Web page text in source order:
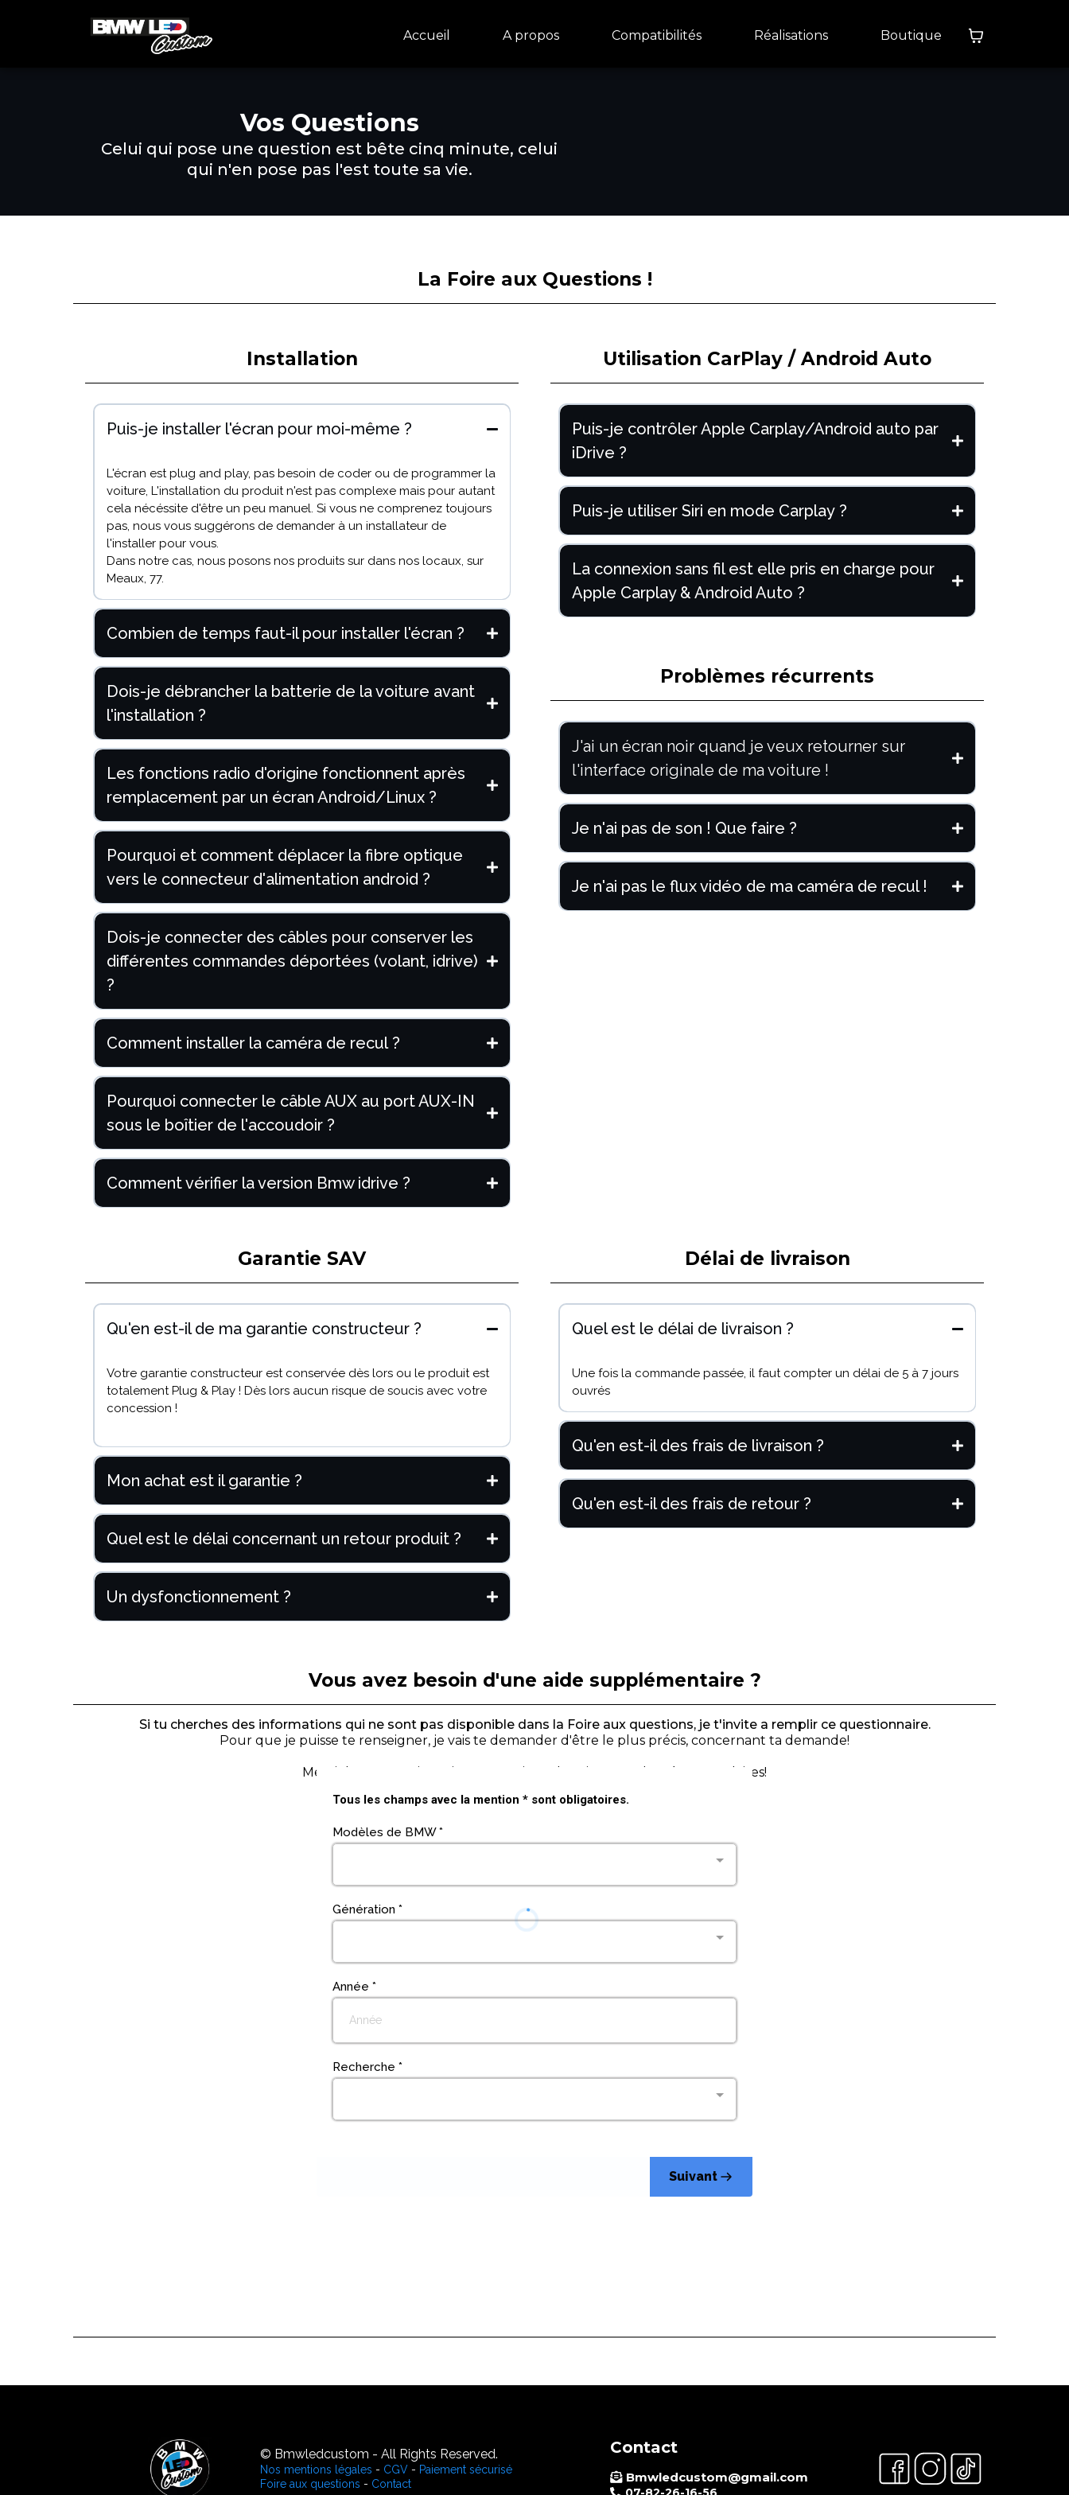
Accueil A propos Compatibilités Réalisations Boutique
Vos Questions
Celui qui pose une question est bête cinq minute, celui
qui n'en pose pas l'est toute sa vie.
La Foire aux Questions !
Installation
Puis-je installer l'écran pour moi-même ?
L'écran est plug and play, pas besoin de coder ou de programmer la
voiture, L'installation du produit n'est pas complexe mais pour autant
cela nécéssite d'être un peu manuel. Si vous ne comprenez toujours
pas, nous vous suggérons de demander à un installateur de
l'installer pour vous.
Dans notre cas, nous posons nos produits sur dans nos locaux, sur
Meaux, 77.
Combien de temps faut-il pour installer l'écran ?
Dois-je débrancher la batterie de la voiture avant
l'installation ?
Les fonctions radio d'origine fonctionnent après
remplacement par un écran Android/Linux ?
Pourquoi et comment déplacer la fibre optique
vers le connecteur d'alimentation android ?
Dois-je connecter des câbles pour conserver les
différentes commandes déportées (volant, idrive)
?
Comment installer la caméra de recul ?
Pourquoi connecter le câble AUX au port AUX-IN
sous le boîtier de l'accoudoir ?
Comment vérifier la version Bmw idrive ?
Utilisation CarPlay / Android Auto
Puis-je contrôler Apple Carplay/Android auto par
iDrive ?
Puis-je utiliser Siri en mode Carplay ?
La connexion sans fil est elle pris en charge pour
Apple Carplay & Android Auto ?
Problèmes récurrents
J'ai un écran noir quand je veux retourner sur
l'interface originale de ma voiture !
Je n'ai pas de son ! Que faire ?
Je n'ai pas le flux vidéo de ma caméra de recul !
Garantie SAV
Qu'en est-il de ma garantie constructeur ?
Votre garantie constructeur est conservée dès lors ou le produit est
totalement Plug & Play ! Dès lors aucun risque de soucis avec votre
concession !
Mon achat est il garantie ?
Quel est le délai concernant un retour produit ?
Un dysfonctionnement ?
Délai de livraison
Quel est le délai de livraison ?
Une fois la commande passée, il faut compter un délai de 5 à 7 jours
ouvrés
Qu'en est-il des frais de livraison ?
Qu'en est-il des frais de retour ?
Vous avez besoin d'une aide supplémentaire ?
Si tu cherches des informations qui ne sont pas disponible dans la Foire aux questions, je t'invite a remplir ce questionnaire.
Pour que je puisse te renseigner, je vais te demander d'être le plus précis, concernant ta demande!
Merci d'avance et je reviens vers toi au plus vite avec des réponses claires!
Tous les champs avec la mention * sont obligatoires.
Modèles de BMW*
Génération *
Année *
Recherche *
Suivant
© Bmwledcustom - All Rights Reserved.
Nos mentions légales - CGV- Paiement sécurisé
Foire aux questions - Contact
Contact
Bmwledcustom@gmail.com